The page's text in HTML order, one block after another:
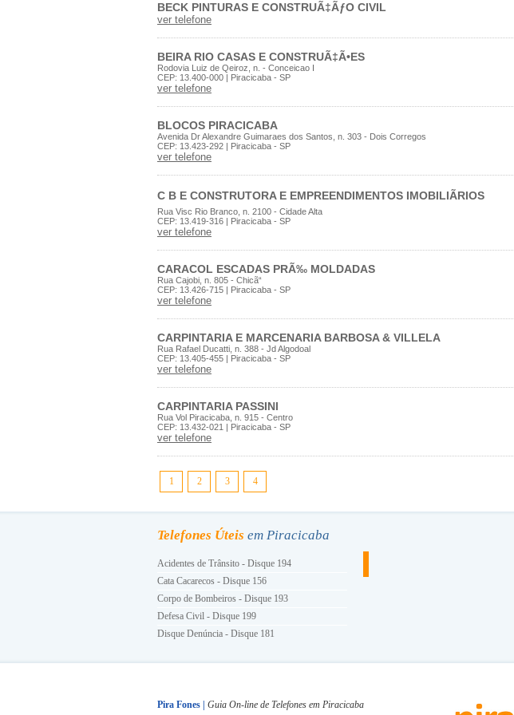
BECK PINTURAS E CONSTRUÃ‡ÃƒO CIVIL
ver telefone
BEIRA RIO CASAS E CONSTRUÃ‡Ã•ES
Rodovia Luiz de Qeiroz, n. - Conceicao I
CEP: 13.400-000 | Piracicaba - SP
ver telefone
BLOCOS PIRACICABA
Avenida Dr Alexandre Guimaraes dos Santos, n. 303 - Dois Corregos
CEP: 13.423-292 | Piracicaba - SP
ver telefone
C B E CONSTRUTORA E EMPREENDIMENTOS IMOBILIÃRIOS
Rua Visc Rio Branco, n. 2100 - Cidade Alta
CEP: 13.419-316 | Piracicaba - SP
ver telefone
CARACOL ESCADAS PRÃ‰ MOLDADAS
Rua Cajobi, n. 805 - Chicã“
CEP: 13.426-715 | Piracicaba - SP
ver telefone
CARPINTARIA E MARCENARIA BARBOSA & VILLELA
Rua Rafael Ducatti, n. 388 - Jd Algodoal
CEP: 13.405-455 | Piracicaba - SP
ver telefone
CARPINTARIA PASSINI
Rua Vol Piracicaba, n. 915 - Centro
CEP: 13.432-021 | Piracicaba - SP
ver telefone
1 2 3 4
Telefones Úteis em Piracicaba
Acidentes de Trânsito - Disque 194
Cata Cacarecos - Disque 156
Corpo de Bombeiros - Disque 193
Defesa Civil - Disque 199
Disque Denúncia - Disque 181
INSS - Disque 0800 780191
Pira Fones | Guia On-line de Telefones em Piracicaba